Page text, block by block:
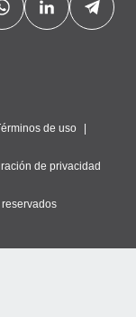
de uso
de privacidad